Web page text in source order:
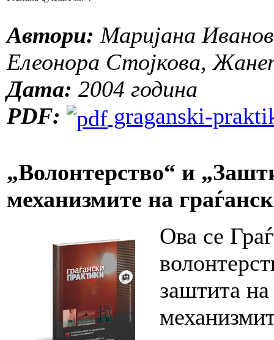
Автори: Маријана
Елеонора Стојкова,
Дата: 2004 година
PDF:
graganski-
„Волонтерство“ и
механизмите на
Ова се
заштита